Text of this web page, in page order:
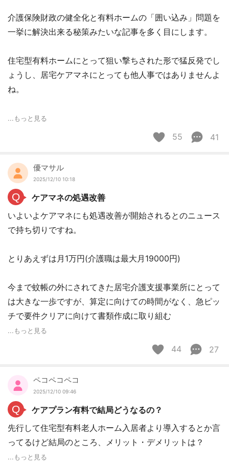
介護保険財政の健全化と有料ホームの「囲い込み」問題を
一挙に解決出来る秘策みたいな記事を多く目にします。
住宅型有料ホームにとって狙い撃ちされた形で猛反発でし
ょうし、居宅ケアマネにとっても他人事ではありませんよ
ね。
...もっと見る
55 41
優マサル
2025/12/10 10:18
Q
ケアマネの処遇改善
いよいよケアマネにも処遇改善が開始されるとのニュース
で持ち切りですね。
とりあえずは月1万円(介護職は最大月19000円)
今まで蚊帳の外にされてきた居宅介護支援事業所にとって
は大きな一歩ですが、算定に向けての時間がなく、急ピッ
チで要件クリアに向けて書類作成に取り組む
...もっと見る
44 27
ペコペコペコ
2025/12/10 09:46
Q
ケアプラン有料で結局どうなるの？
先行して住宅型有料老人ホーム入居者より導入するとか言
ってるけど結局のところ、メリット・デメリットは？
...もっと見る